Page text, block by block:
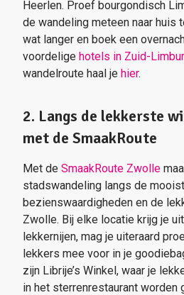
Heerlen. Proef bourgondisch
de wandeling meteen naar huis
wat langer en boek een
voordelige hotels in Zuid-
wandelroute haal je hier.
2. Langs de lekkerste
met de SmaakRoute
Met de SmaakRoute Zwolle
stadswandeling langs de
bezienswaardigheden en de
Zwolle. Bij elke locatie krijg je
lekkernijen, mag je uiteraard
lekkers mee voor in je
zijn Librije’s Winkel, waar je
in het sterrenrestaurant worden